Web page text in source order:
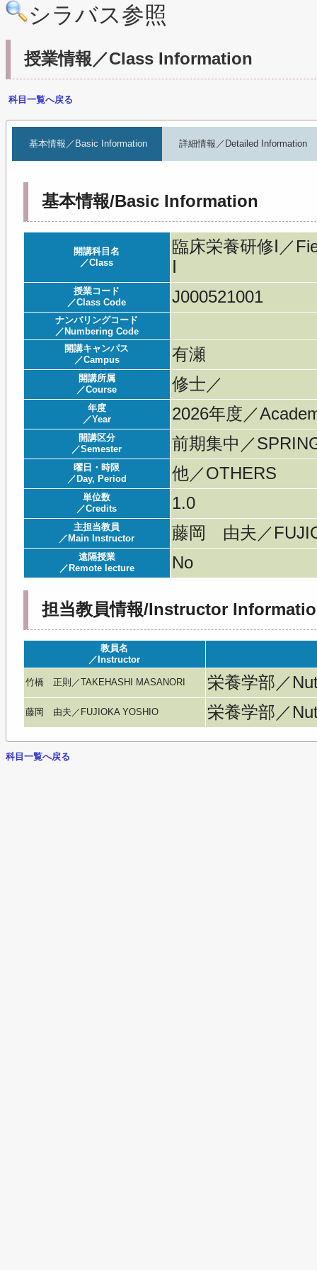
シラバス参照
授業情報／Class Information
科目一覧へ戻る
基本情報／Basic Information 詳細情報／Detailed Information
基本情報/Basic Information
開講科目名
／Class
臨床栄養研修Ⅰ／
授業コード
／Class Code
J000521001
ナンバリングコード
／Numbering Code
開講キャンパス
／Campus
有瀬
開講所属
／Course
修士／
年度
／Year
2026年度／
開講区分
／Semester
前期集中／
曜日・時限
／Day, Period
他／OTHERS
単位数
／Credits
1.0
主担当教員
／Main Instructor
藤岡 由夫／
遠隔授業
／Remote lecture
No
担当教員情報/Instructor
教員名
／Instructor
竹橋 正則／TAKEHASHI MASANORI 栄養学部／
藤岡 由夫／FUJIOKA YOSHIO 栄養学部／
科目一覧へ戻る